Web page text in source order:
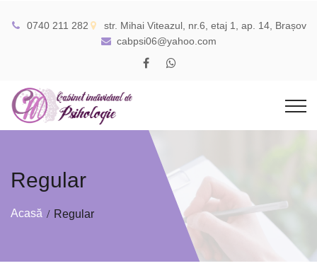
0740 211 282
str. Mihai Viteazul, nr.6, etaj 1, ap. 14, Brașov
cabpsi06@yahoo.com
Regular
Acasă Regular